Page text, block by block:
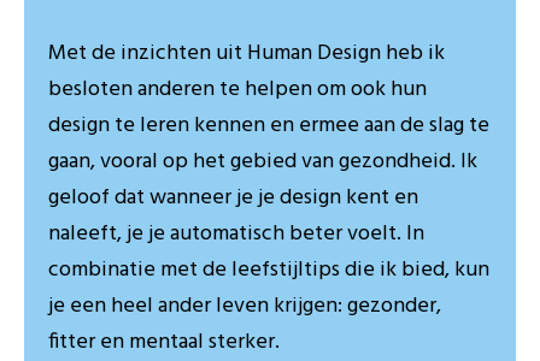
Met de inzichten uit Human Design heb ik
besloten anderen te helpen om ook hun
design te leren kennen en ermee aan de slag te
gaan, vooral op het gebied van gezondheid. Ik
geloof dat wanneer je je design kent en
naleeft, je je automatisch beter voelt. In
combinatie met de leefstijltips die ik bied, kun
je een heel ander leven krijgen: gezonder,
fitter en mentaal sterker.